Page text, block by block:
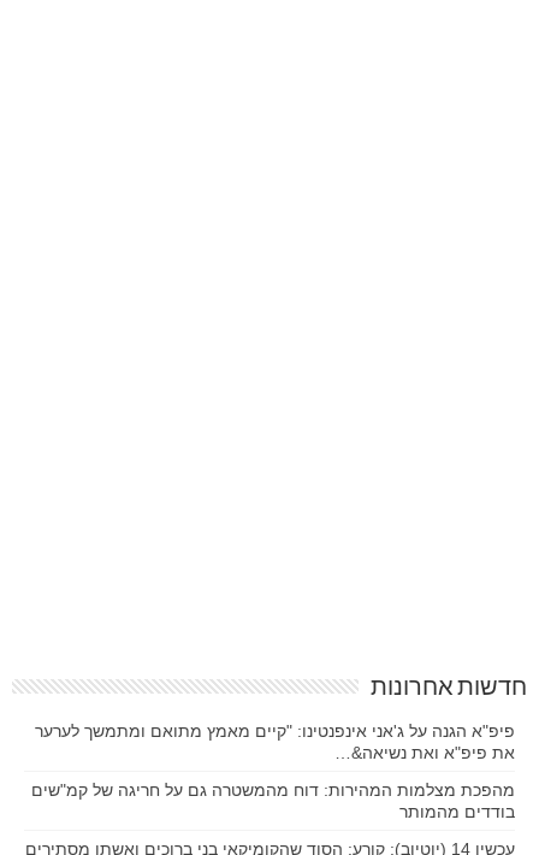
חדשות אחרונות
פיפ"א הגנה על ג'אני אינפנטינו: "קיים מאמץ מתואם ומתמשך לערער
את פיפ"א ואת נשיאה&…
מהפכת מצלמות המהירות: דוח מהמשטרה גם על חריגה של קמ"שים
בודדים מהמותר
עכשיו 14 (יוטיוב): קורע: הסוד שהקומיקאי בני ברוכים ואשתו מסתירים